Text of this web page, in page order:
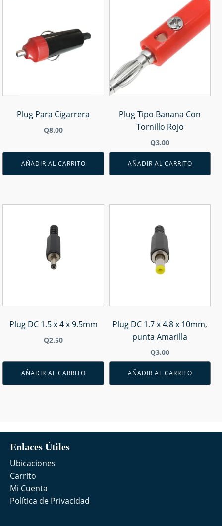
Plug Para Cigarrera
Q8.00
AÑADIR AL CARRITO
Plug Tipo Banana Con
Tornillo Rojo
Q3.00
AÑADIR AL CARRITO
Plug DC 1.5 x 4 x 9.5mm
Q2.50
AÑADIR AL CARRITO
Plug DC 1.7 x 4.8 x 10mm,
punta Amarilla
Q3.00
AÑADIR AL CARRITO
Enlaces Útiles
Ubicaciones
Carrito
Mi Cuenta
Política de Privacidad